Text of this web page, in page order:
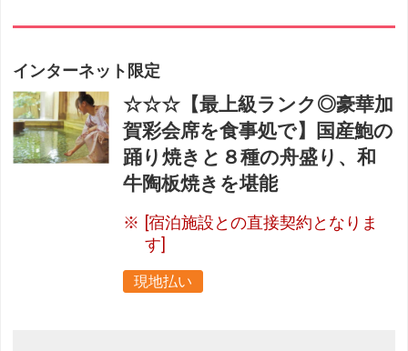
インターネット限定
☆☆☆【最上級ランク◎豪華加
賀彩会席を食事処で】国産鮑の
踊り焼きと８種の舟盛り、和
牛陶板焼きを堪能
[宿泊施設との直接契約となりま
す]
現地払い